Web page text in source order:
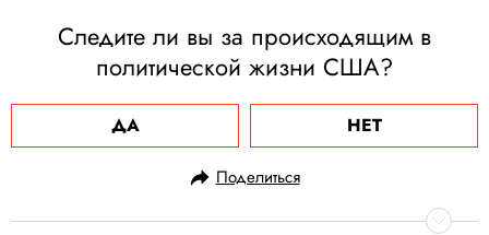
Следите ли вы за происходящим в
политической жизни США?
ДА НЕТ
Поделиться